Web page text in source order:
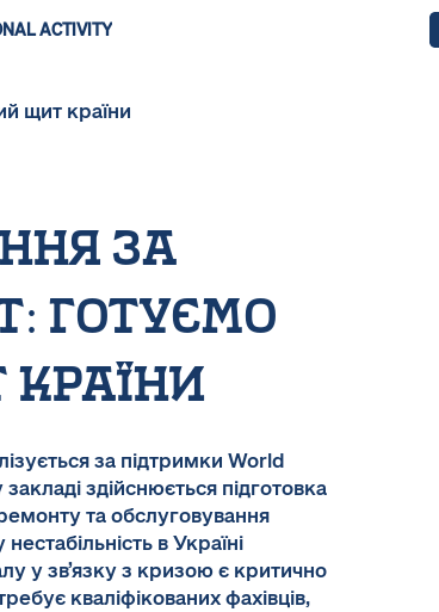
ACTIVITY
за
готуємо
за підтримки World
здійснюється підготовка
та обслуговування
в Україні
у зв’язку з кризою є критично
кваліфікованих фахівців,